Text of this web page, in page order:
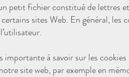
petit fichier constitué de lettres
certains sites Web. En général,
importante à savoir sur les
site web, par exemple en